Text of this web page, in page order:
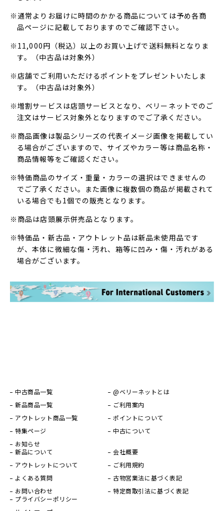
※通常よりお届けに時間のかかる商品については予め各商
品ページに記載しておりますのでご確認下さい。
※11,000円（税込）以上のお買い上げで送料無料となりま
す。（中古品は対象外）
※店舗でご利用いただけるポイントをプレゼントいたしま
す。（中古品は対象外）
※増割サービスは店頭サービスとなり、ベリーネットでのご
注文はサービス対象外となりますのでご了承ください。
※商品画像は製品シリーズの代表イメージ画像を掲載してい
る場合がございますので、サイズやカラー等は商品名称・
商品情報等をご確認ください。
※特価商品のサイズ・重量・カラーの選択はできませんの
でご了承ください。また画像に複数個の商品が掲載されて
いる場合でも1個での販売となります。
※商品は店頭展示併売品となります。
※特価品・新古品・アウトレット品は新品未使用品です
が、本体に微細な傷・汚れ、箱等に凹み・傷・汚れがある
場合がございます。
中古商品一覧
新品商品一覧
アウトレット商品一覧
特集ページ
お知らせ
@ベリーネットとは
ご利用案内
ポイントについて
中古について
新品について
アウトレットについて
よくある質問
お問い合わせ
会社概要
ご利用規約
古物営業法に基づく表記
特定商取引法に基づく表記
プライバシーポリシー